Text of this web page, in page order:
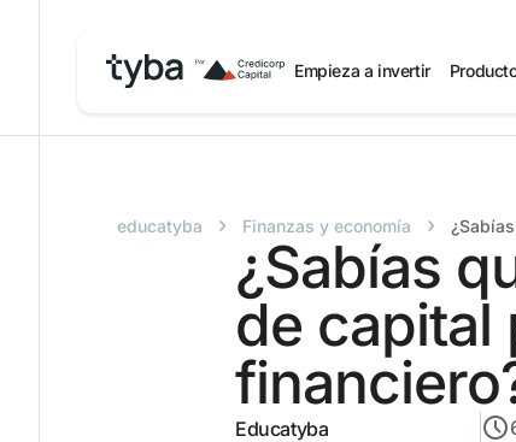
Empieza a invertir
educatyba › Finanzas y economía ›
¿Sabías
de capital
Educatyba